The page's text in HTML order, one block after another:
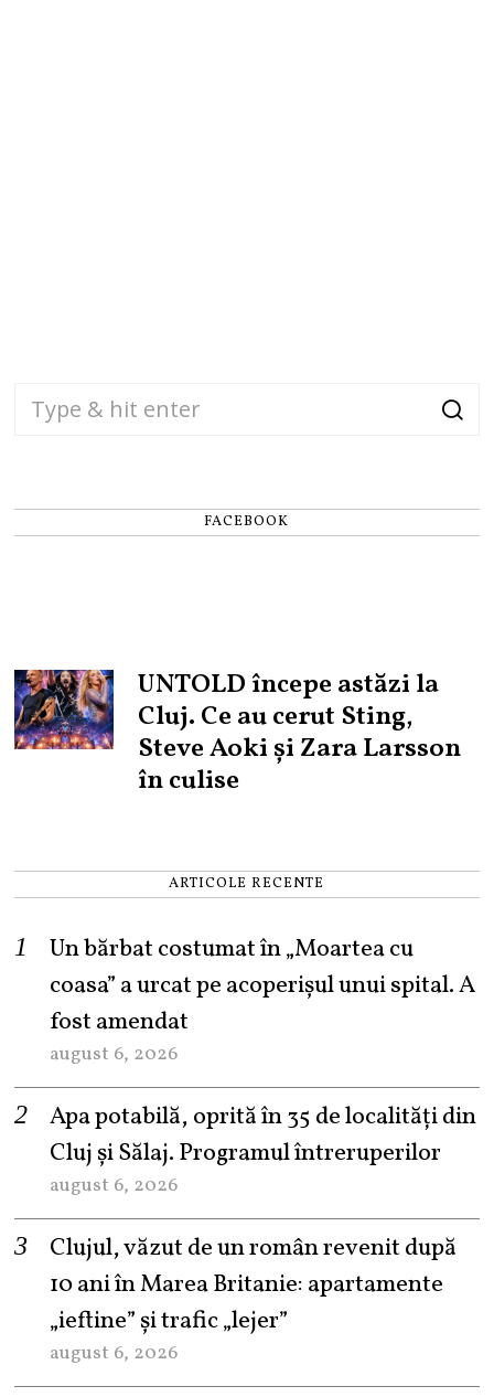
FACEBOOK
UNTOLD începe astăzi la
Cluj. Ce au cerut Sting,
Steve Aoki și Zara Larsson
în culise
ARTICOLE RECENTE
Un bărbat costumat în „Moartea cu
coasa” a urcat pe acoperișul unui spital. A
fost amendat
august 6, 2026
Apa potabilă, oprită în 35 de localități din
Cluj și Sălaj. Programul întreruperilor
august 6, 2026
Clujul, văzut de un român revenit după
10 ani în Marea Britanie: apartamente
„ieftine” și trafic „lejer”
august 6, 2026